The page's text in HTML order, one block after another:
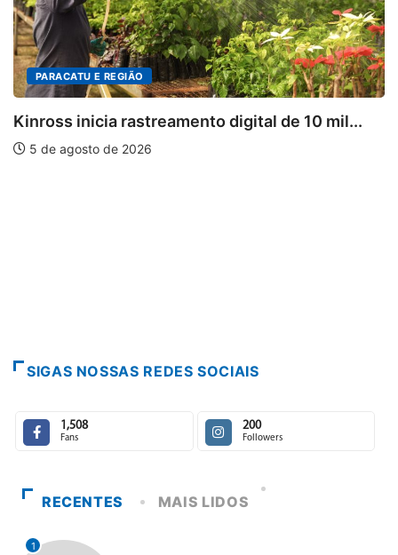
REGIÃO
rastreamento digital de 10 mil...
2026
DESTAQUES
Mia
SIGAS NOSSAS REDES SOCIAIS
1,508
Fans
200
Followers
RECENTES MAIS LIDOS
1